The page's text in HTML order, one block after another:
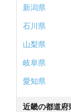
新潟県
石川県
山梨県
岐阜県
愛知県
近畿の都道府